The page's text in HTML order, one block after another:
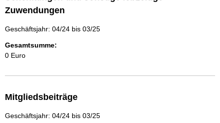
Zuwendungen
Geschäftsjahr: 04/24 bis 03/25
Gesamtsumme:
0 Euro
Mitgliedsbeiträge
Geschäftsjahr: 04/24 bis 03/25